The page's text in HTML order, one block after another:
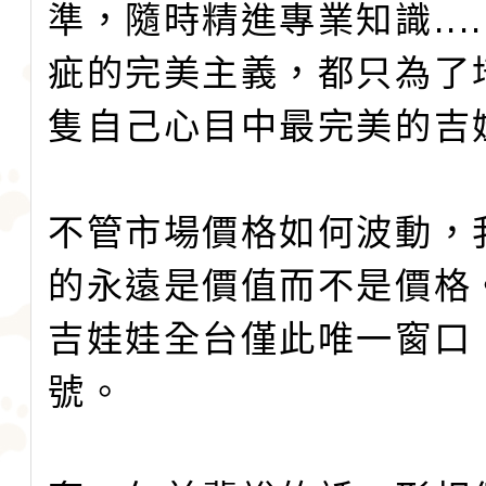
準，隨時精進專業知識
疵的完美主義，都只為了
隻自己心目中最完美的吉
不管市場價格如何波動，
的永遠是價值而不是價格
吉娃娃全台僅此唯一窗口
號。